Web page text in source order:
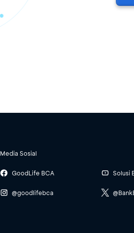
Media Sosial
GoodLife BCA
@goodlifebca
Solusi